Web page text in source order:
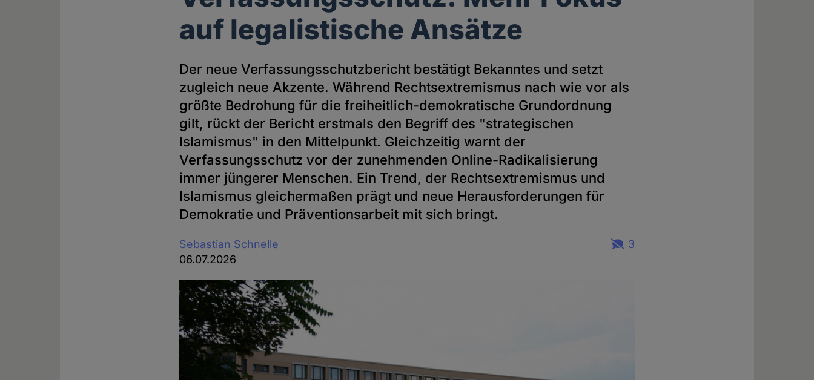
auf legalistische Ansätze
Der neue Verfassungsschutzbericht bestätigt Bekanntes und setzt
zugleich neue Akzente. Während Rechtsextremismus nach wie vor als
größte Bedrohung für die freiheitlich-demokratische Grundordnung
gilt, rückt der Bericht erstmals den Begriff des "strategischen
Islamismus" in den Mittelpunkt. Gleichzeitig warnt der
Verfassungsschutz vor der zunehmenden Online-Radikalisierung
immer jüngerer Menschen. Ein Trend, der Rechtsextremismus und
Islamismus gleichermaßen prägt und neue Herausforderungen für
Demokratie und Präventionsarbeit mit sich bringt.
Sebastian Schnelle
06.07.2026
3